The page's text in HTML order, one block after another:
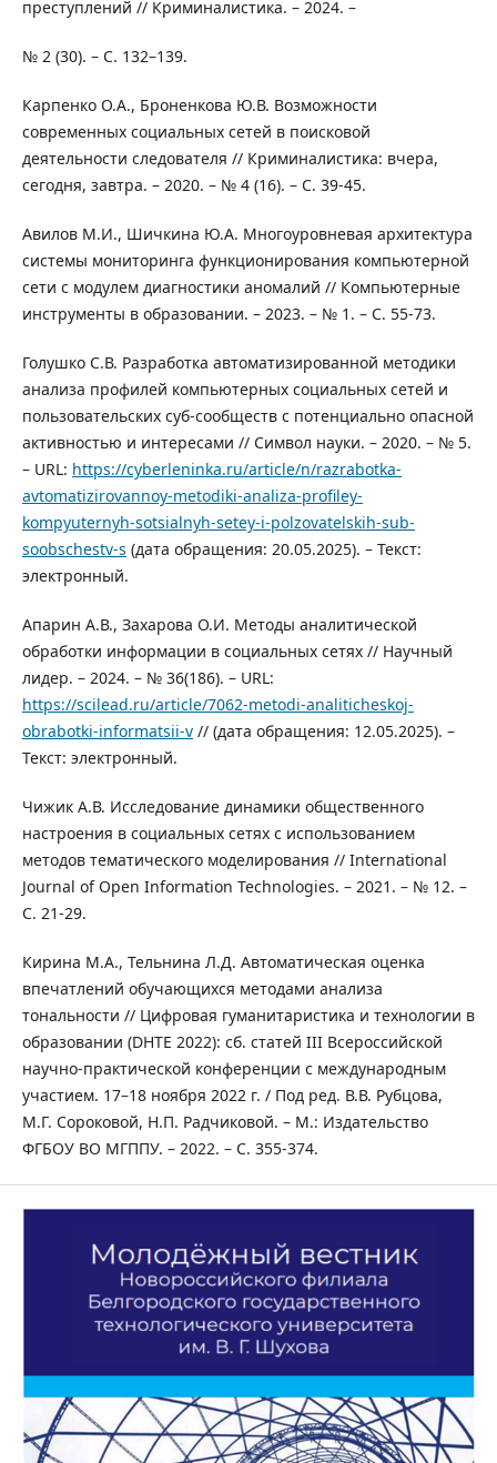
преступлений // Криминалистика. – 2024. –
№ 2 (30). – С. 132–139.
Карпенко О.А., Броненкова Ю.В. Возможности
современных социальных сетей в поисковой
деятельности следователя // Криминалистика: вчера,
сегодня, завтра. – 2020. – № 4 (16). – C. 39-45.
Авилов М.И., Шичкина Ю.А. Многоуровневая архитектура
системы мониторинга функционирования компьютерной
сети с модулем диагностики аномалий // Компьютерные
инструменты в образовании. – 2023. – № 1. – С. 55-73.
Голушко С.В. Разработка автоматизированной методики
анализа профилей компьютерных социальных сетей и
пользовательских суб-сообществ с потенциально опасной
активностью и интересами // Символ науки. – 2020. – № 5.
– URL: https://cyberleninka.ru/article/n/razrabotka-
avtomatizirovannoy-metodiki-analiza-profiley-
kompyuternyh-sotsialnyh-setey-i-polzovatelskih-sub-
soobschestv-s (дата обращения: 20.05.2025). – Текст:
электронный.
Апарин А.В., Захарова О.И. Методы аналитической
обработки информации в социальных сетях // Научный
лидер. – 2024. – № 36(186). – URL:
https://scilead.ru/article/7062-metodi-analiticheskoj-
obrabotki-informatsii-v// (дата обращения: 12.05.2025). –
Текст: электронный.
Чижик А.В. Исследование динамики общественного
настроения в социальных сетях с использованием
методов тематического моделирования // International
Journal of Open Information Technologies. – 2021. – № 12. –
С. 21-29.
Кирина М.А., Тельнина Л.Д. Автоматическая оценка
впечатлений обучающихся методами анализа
тональности // Цифровая гуманитаристика и технологии в
образовании (DHTE 2022): сб. статей III Всероссийской
научно-практической конференции с международным
участием. 17–18 ноября 2022 г. / Под ред. В.В. Рубцова,
М.Г. Сороковой, Н.П. Радчиковой. – М.: Издательство
ФГБОУ ВО МГППУ. – 2022. – С. 355-374.